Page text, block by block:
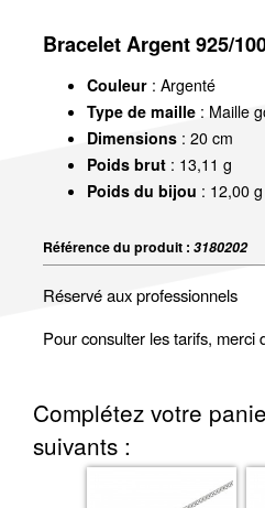
Bracelet Argent 925/
Couleur: Argenté
Type de maille: Maille
Dimensions: 20 cm
Poids brut: 13,11 g
Poids du bijou : 12,00 g
Référence du produit : 3180202
Réservé aux professionnels
Pour consulter les tarifs, merci
Complétez votre
suivants :